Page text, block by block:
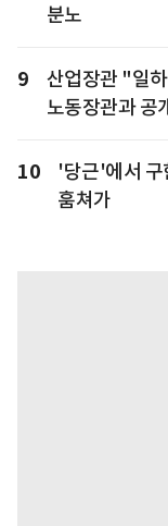
분노
9
산업장관 "일
노동장관과 공
10
'당근'에서 구
훔쳐가